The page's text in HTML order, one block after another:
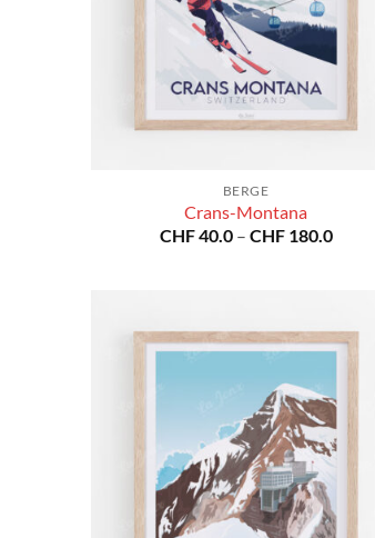
BERGE
Crans-Montana
CHF40.0 – CHF180.0